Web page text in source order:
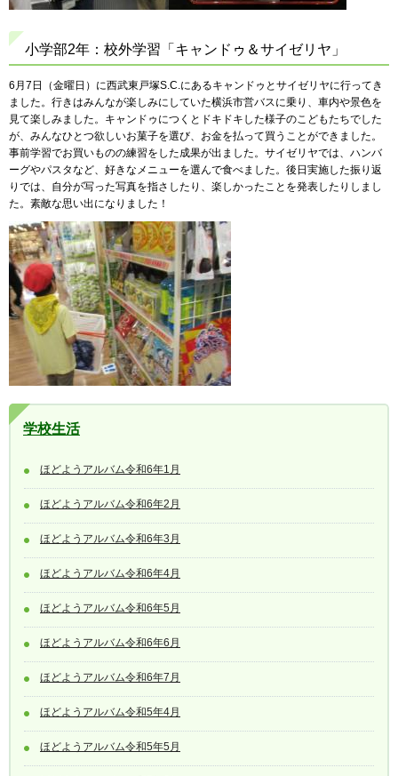
小学部2年：校外学習「キャンドゥ＆サイゼリヤ」
6月7日（金曜日）に西武東戸塚S.C.にあるキャンドゥとサイゼリヤに行ってき
ました。行きはみんなが楽しみにしていた横浜市営バスに乗り、車内や景色を
見て楽しみました。キャンドゥにつくとドキドキした様子のこどもたちでした
が、みんなひとつ欲しいお菓子を選び、お金を払って買うことができました。
事前学習でお買いものの練習をした成果が出ました。サイゼリヤでは、ハンバ
ーグやパスタなど、好きなメニューを選んで食べました。後日実施した振り返
りでは、自分が写った写真を指さしたり、楽しかったことを発表したりしまし
た。素敵な思い出になりました！
学校生活
ほどようアルバム令和6年1月
ほどようアルバム令和6年2月
ほどようアルバム令和6年3月
ほどようアルバム令和6年4月
ほどようアルバム令和6年5月
ほどようアルバム令和6年6月
ほどようアルバム令和6年7月
ほどようアルバム令和5年4月
ほどようアルバム令和5年5月